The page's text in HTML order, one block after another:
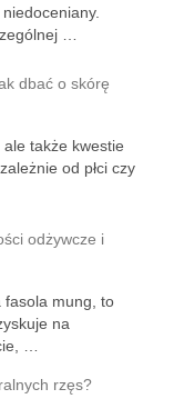
…
dbać o skórę
także kwestie
od płci czy
odżywcze i
fasola mung, to
na
…
rzęs?